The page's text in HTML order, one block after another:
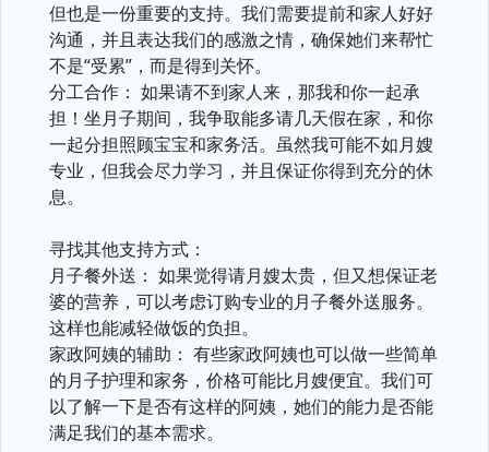
但也是一份重要的支持。我们需要提前和家人好好
沟通，并且表达我们的感激之情，确保她们来帮忙
不是“受累”，而是得到关怀。
分工合作： 如果请不到家人来，那我和你一起承
担！坐月子期间，我争取能多请几天假在家，和你
一起分担照顾宝宝和家务活。虽然我可能不如月嫂
专业，但我会尽力学习，并且保证你得到充分的休
息。
寻找其他支持方式：
月子餐外送： 如果觉得请月嫂太贵，但又想保证老
婆的营养，可以考虑订购专业的月子餐外送服务。
这样也能减轻做饭的负担。
家政阿姨的辅助： 有些家政阿姨也可以做一些简单
的月子护理和家务，价格可能比月嫂便宜。我们可
以了解一下是否有这样的阿姨，她们的能力是否能
满足我们的基本需求。